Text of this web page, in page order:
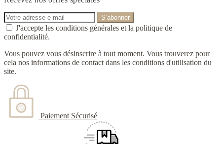
J'accepte les conditions générales et la politique de
confidentialité.
Vous pouvez vous désinscrire à tout moment. Vous trouverez pour
cela nos informations de contact dans les conditions d'utilisation du
site.
Paiement Sécurisé